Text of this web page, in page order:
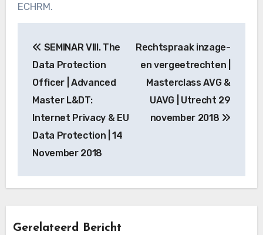
ECHRM.
navigatie
SEMINAR VIII. The
Data Protection
Officer | Advanced
Master L&DT:
Internet Privacy & EU
Data Protection | 14
November 2018
Rechtspraak inzage-
en vergeetrechten |
Masterclass AVG &
UAVG | Utrecht 29
november 2018
Gerelateerd Bericht